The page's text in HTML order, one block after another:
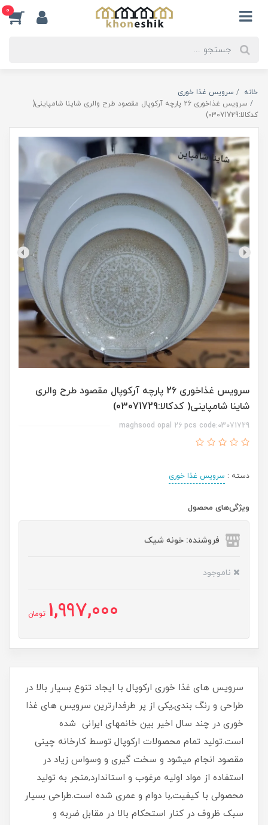
0
خانه
سرویس غذا خوری
سرویس غذاخوری 26 پارچه آرکوپال مقصود طرح والری شاینا شامپاینی(
کدکالا:03071729)
سرویس غذاخوری 26 پارچه آرکوپال مقصود طرح والری
شاینا شامپاینی( کدکالا:03071729)
maghsood opal 26 pcs code:03071729
دسته : سرویس غذا خوری
ویژگی‌های محصول
فروشنده: خونه شیک
ناموجود
1,997,000 تومان
سرویس های غذا خوری ارکوپال با ایجاد تنوع بسیار بالا در
طراحی و رنگ بندی,یکی از پر طرفدارترین سرویس های غذا
خوری در چند سال اخیر بین خانمهای ایرانی شده
است.تولید تمام محصولات ارکوپال توسط کارخانه چینی
مقصود انجام میشود و سخت گیری و وسواس زیاد در
استفاده از مواد اولیه مرغوب و استاندارد,منجر به تولید
محصولی با کیفیت,با دوام و عمری شده است.طراحی بسیار
سبک ظروف در کنار استحکام بالا در مقابل ضربه و